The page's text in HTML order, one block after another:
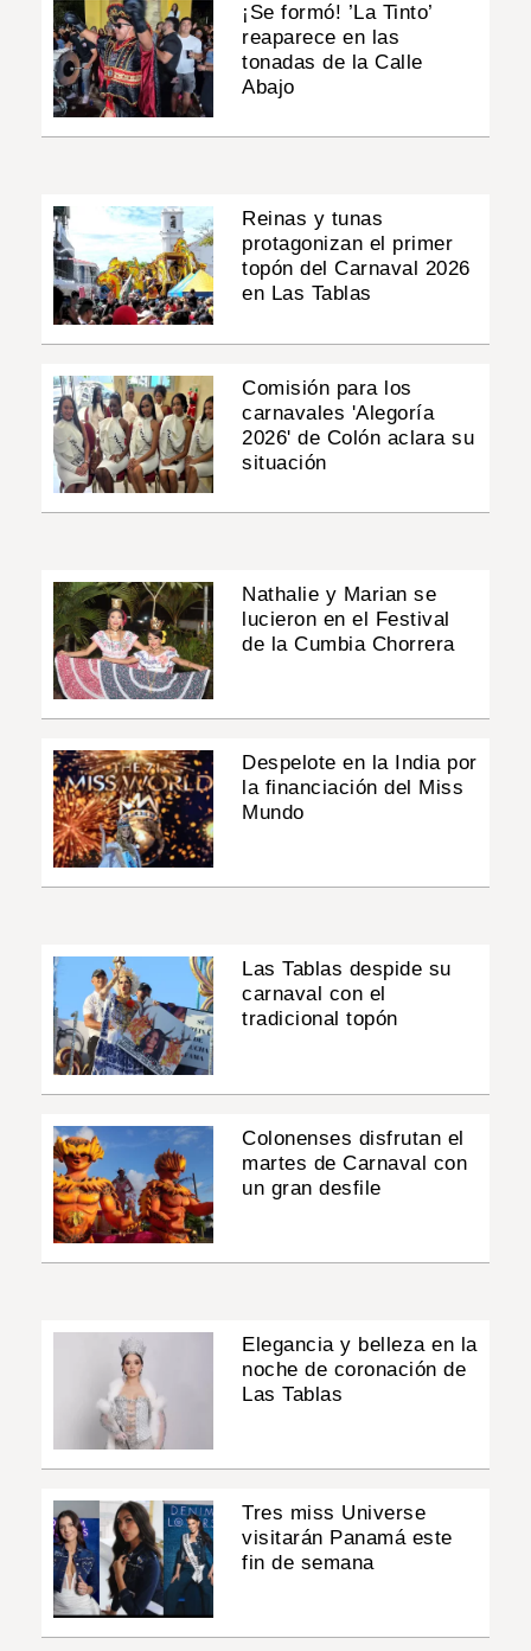
¡Se formó! ’La Tinto’
reaparece en las
tonadas de la Calle
Abajo
Reinas y tunas
protagonizan el primer
topón del Carnaval 2026
en Las Tablas
Comisión para los
carnavales 'Alegoría
2026' de Colón aclara su
situación
Nathalie y Marian se
lucieron en el Festival
de la Cumbia Chorrera
Despelote en la India por
la financiación del Miss
Mundo
Las Tablas despide su
carnaval con el
tradicional topón
Colonenses disfrutan el
martes de Carnaval con
un gran desfile
Elegancia y belleza en la
noche de coronación de
Las Tablas
Tres miss Universe
visitarán Panamá este
fin de semana